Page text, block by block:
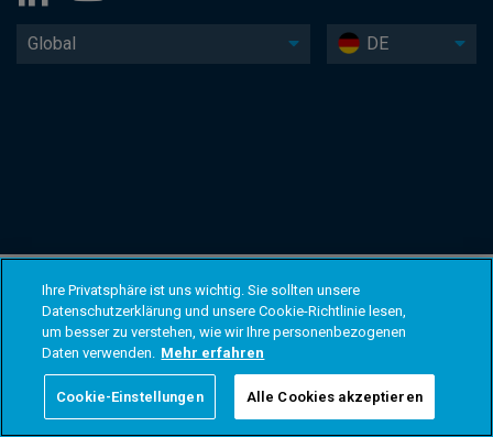
Global DE
Ihre Privatsphäre ist uns wichtig. Sie sollten unsere
Datenschutzerklärung und unsere Cookie-Richtlinie lesen,
um besser zu verstehen, wie wir Ihre personenbezogenen
Daten verwenden. Mehr erfahren
Cookie-Einstellungen Alle Cookies akzeptieren